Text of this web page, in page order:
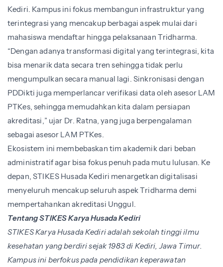
Kediri. Kampus ini fokus membangun infrastruktur yang
terintegrasi yang mencakup berbagai aspek mulai dari
mahasiswa mendaftar hingga pelaksanaan Tridharma.
“Dengan adanya transformasi digital yang terintegrasi, kita
bisa menarik data secara tren sehingga tidak perlu
mengumpulkan secara manual lagi. Sinkronisasi dengan
PDDikti juga memperlancar verifikasi data oleh asesor LAM
PTKes, sehingga memudahkan kita dalam persiapan
akreditasi,” ujar Dr. Ratna, yang juga berpengalaman
sebagai asesor LAM PTKes.
Ekosistem ini membebaskan tim akademik dari beban
administratif agar bisa fokus penuh pada mutu lulusan. Ke
depan, STIKES Husada Kediri menargetkan digitalisasi
menyeluruh mencakup seluruh aspek Tridharma demi
mempertahankan akreditasi Unggul.
Tentang STIKES Karya Husada Kediri
STIKES Karya Husada Kediri adalah sekolah tinggi ilmu
kesehatan yang berdiri sejak 1983 di Kediri, Jawa Timur.
Kampus ini berfokus pada pendidikan keperawatan